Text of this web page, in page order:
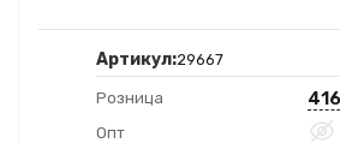
Артикул:29667
Розница 416
Опт